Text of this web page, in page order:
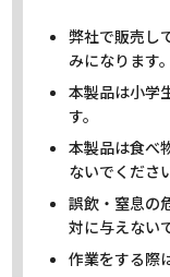
弊社で販売し
みになります。
本製品は小学
す。
本製品は食べ
ないでくださ
誤飲・窒息の
対に与えない
作業をする際